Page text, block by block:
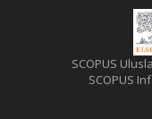
SCOPUS
SCOPUS